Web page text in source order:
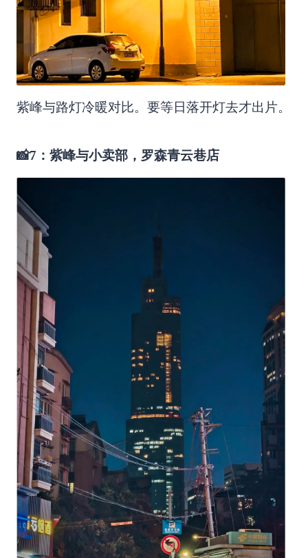
紫峰与路灯冷暖对比。要等日落开灯去才出片。
📸7：紫峰与小卖部，罗森青云巷店